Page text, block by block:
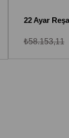
₺58.153,11